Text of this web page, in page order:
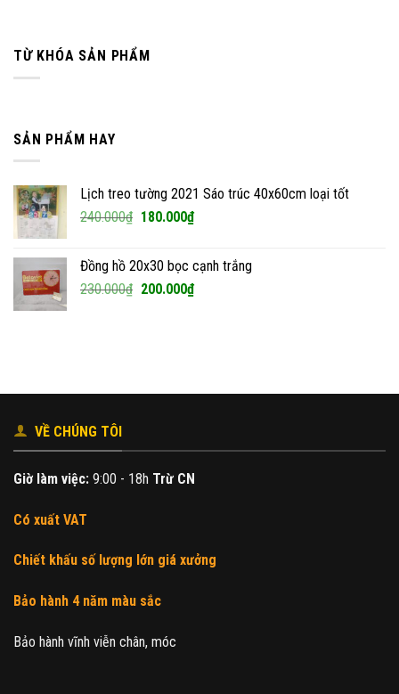
TỪ KHÓA SẢN PHẨM
SẢN PHẨM HAY
Lịch treo tường 2021 Sáo trúc 40x60cm loại tốt
240.000₫ Giá
240.000₫.
180.000₫Giá
là:
180.000₫.
Đồng hồ 20x30 bọc cạnh trắng
230.000₫ Giá
200.000₫Giá
VỀ CHÚNG TÔI
Giờ làm việc: 9:00 - 18h Trừ CN
Có xuất VAT
Chiết khấu số lượng lớn giá xưởng
Bảo hành 4 năm màu sắc
Bảo hành vĩnh viễn chân, móc